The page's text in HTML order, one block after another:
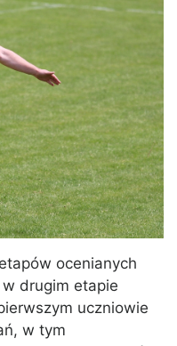
ocenianych
drugim etapie
uczniowie
w tym